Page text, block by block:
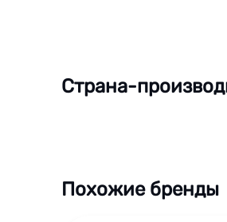
Страна-
Похожие бренды